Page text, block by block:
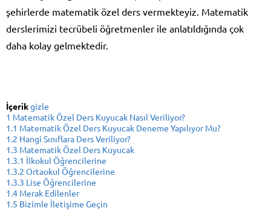
şehirlerde matematik özel ders vermekteyiz. Matematik
derslerimizi tecrübeli öğretmenler ile anlatıldığında çok
daha kolay gelmektedir.
İçerikgizle
1 Matematik Özel Ders Kuyucak Nasıl Veriliyor?
1.1 Matematik Özel Ders Kuyucak Deneme Yapılıyor Mu?
1.2 Hangi Sınıflara Ders Veriliyor?
1.3 Matematik Özel Ders Kuyucak
1.3.1 İlkokul Öğrencilerine
1.3.2 Ortaokul Öğrencilerine
1.3.3 Lise Öğrencilerine
1.4 Merak Edilenler
1.5 Bizimle İletişime Geçin